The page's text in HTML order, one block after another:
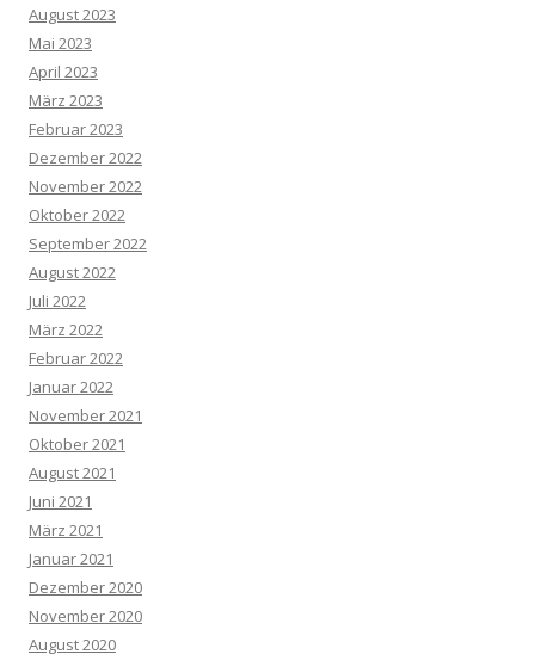
August 2023
Mai 2023
April 2023
März 2023
Februar 2023
Dezember 2022
November 2022
Oktober 2022
September 2022
August 2022
Juli 2022
März 2022
Februar 2022
Januar 2022
November 2021
Oktober 2021
August 2021
Juni 2021
März 2021
Januar 2021
Dezember 2020
November 2020
August 2020